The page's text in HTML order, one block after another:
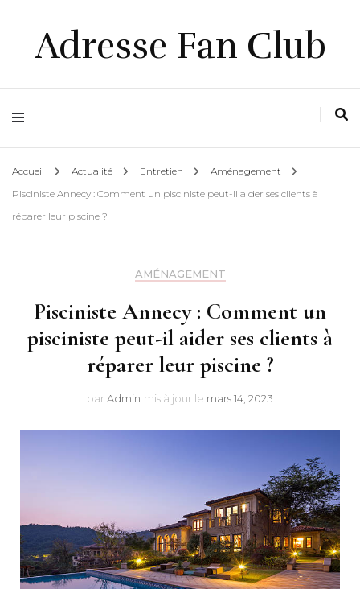
Adresse Fan Club
Accueil Actualité Entretien
Aménagement
Pisciniste Annecy : Comment un pisciniste peut-il aider ses clients à
réparer leur piscine ?
AMÉNAGEMENT
Pisciniste Annecy : Comment un
pisciniste peut-il aider ses clients à
réparer leur piscine ?
par Admin mis à jour le mars 14, 2023